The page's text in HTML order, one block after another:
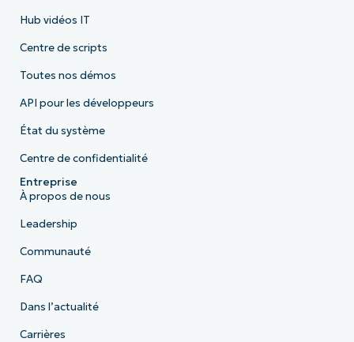
Hub vidéos IT
Centre de scripts
Toutes nos démos
API pour les développeurs
État du système
Centre de confidentialité
Entreprise
À propos de nous
Leadership
Communauté
FAQ
Dans l’actualité
Carrières